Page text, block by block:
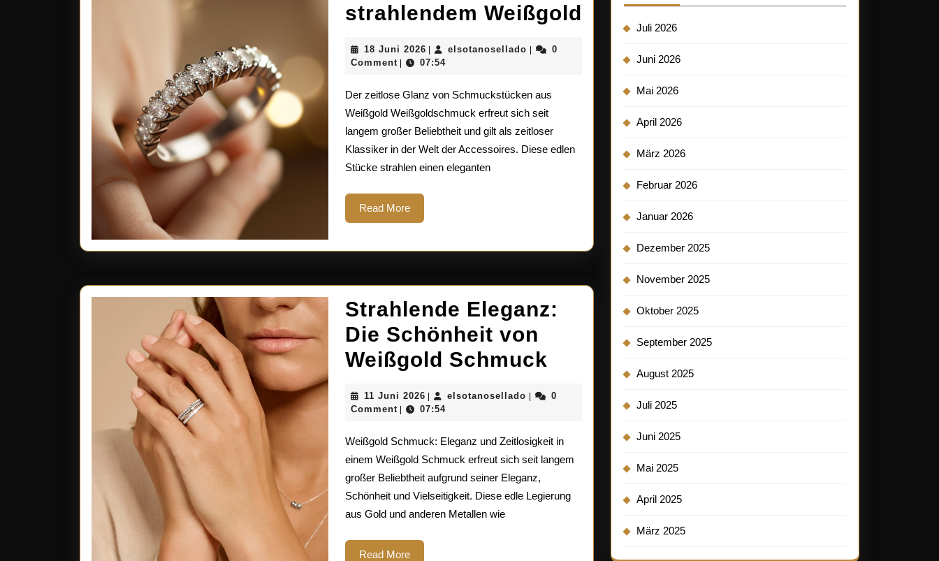
strahlendem Weißgold Zeitlose
Eleganz:
Schmuck
strahlendem
18 Juni 2026 18
Juni
elsotanosellado elsotanosellado
0
Comment
07:54
Der zeitlose Glanz von Schmuckstücken aus
Weißgold Weißgoldschmuck erfreut sich seit
langem großer Beliebtheit und gilt als zeitloser
Klassiker in der Welt der Accessoires. Diese edlen
Stücke strahlen einen eleganten
Read MoreRead
More
Strahlende Eleganz:
Die Schönheit von
Weißgold Schmuck
Eleganz:
Schönheit
von
Schmuck
11 Juni 2026 11
Juni
elsotanosellado elsotanosellado
0
Comment
07:54
Weißgold Schmuck: Eleganz und Zeitlosigkeit in
einem Weißgold Schmuck erfreut sich seit langem
großer Beliebtheit aufgrund seiner Eleganz,
Schönheit und Vielseitigkeit. Diese edle Legierung
aus Gold und anderen Metallen wie
Read MoreRead
Juli 2026
Juni 2026
Mai 2026
April 2026
März 2026
Februar 2026
Januar 2026
Dezember 2025
November 2025
Oktober 2025
September 2025
August 2025
Juli 2025
Juni 2025
Mai 2025
April 2025
März 2025